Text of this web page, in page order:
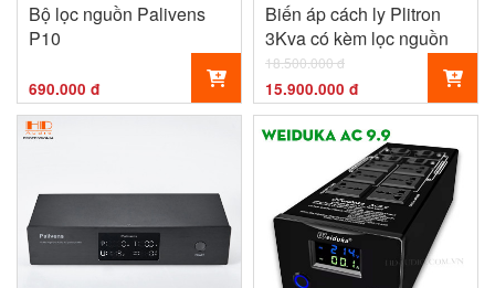
Bộ lọc nguồn Palivens
P10
690.000 đ
Biến áp cách ly Plitron
3Kva có kèm lọc nguồn
18.500.000 đ
15.900.000 đ